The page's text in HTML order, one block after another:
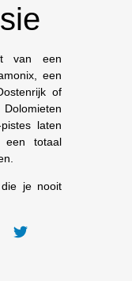
van een
een
of
laten
een totaal
je nooit